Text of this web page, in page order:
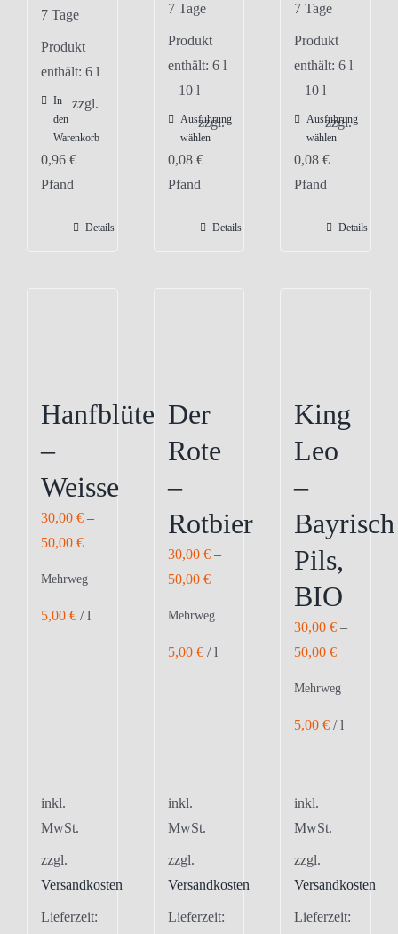
7 Tage
Produkt
enthält: 6 l
In
den
Warenkorb
zzgl.
0,96 €
Pfand
Details
7 Tage
Produkt
enthält: 6 l
– 10 l
Ausführung
wählen
Dieses
Produkt
Varianten
gewählt
werden
zzgl.
0,08 €
Pfand
Details
7 Tage
Produkt
enthält: 6l
– 10l
Ausführung
wählen
Dieses
Produkt
Varianten
gewählt
werden
zzgl.
0,08€
Pfand
Details
Hanfblüte
–
Weisse
30,00 € –
50,00 €
Mehrweg
5,00 € /l
inkl.
MwSt.
zzgl.
Versandkosten
Lieferzeit:
Der
Rote
–
Rotbier
30,00 €–
50,00 €
Mehrweg
5,00 €/l
inkl.
MwSt.
zzgl.
Versandkosten
Lieferzeit:
King
Leo
–
Bayrisch
Pils,
BIO
30,00€ –
50,00€
Mehrweg
5,00€ /l
inkl.
MwSt.
zzgl.
Versandkosten
Lieferzeit: